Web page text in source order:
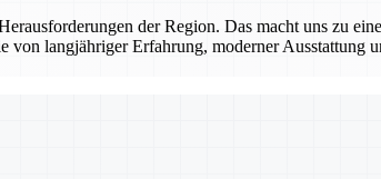
der Region. Das macht uns zu
langjähriger Erfahrung, moderner Ausstattung